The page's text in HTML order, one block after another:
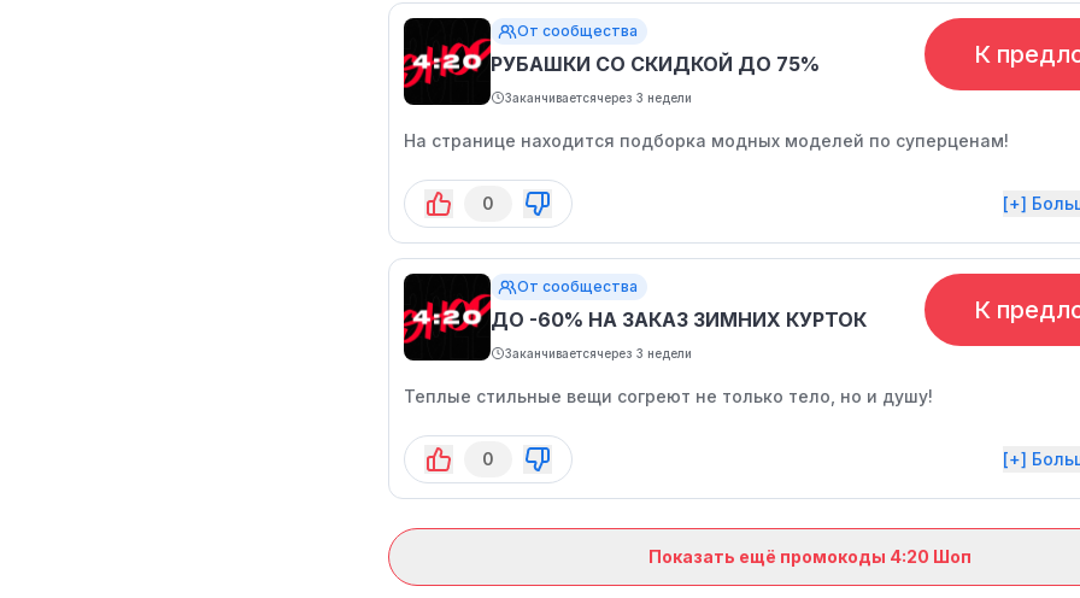
От сообщества
РУБАШКИ СО СКИДКОЙ ДО 75%
Заканчиваетсячерез 3 недели
К
На странице находится подборка модных моделей по суперценам!
0 [+]
От сообщества
ДО -60% НА ЗАКАЗ ЗИМНИХ КУРТОК
Заканчиваетсячерез 3 недели
К
Теплые стильные вещи согреют не только тело, но и душу!
0 [+]
Показать ещё промокоды 4:20 Шоп